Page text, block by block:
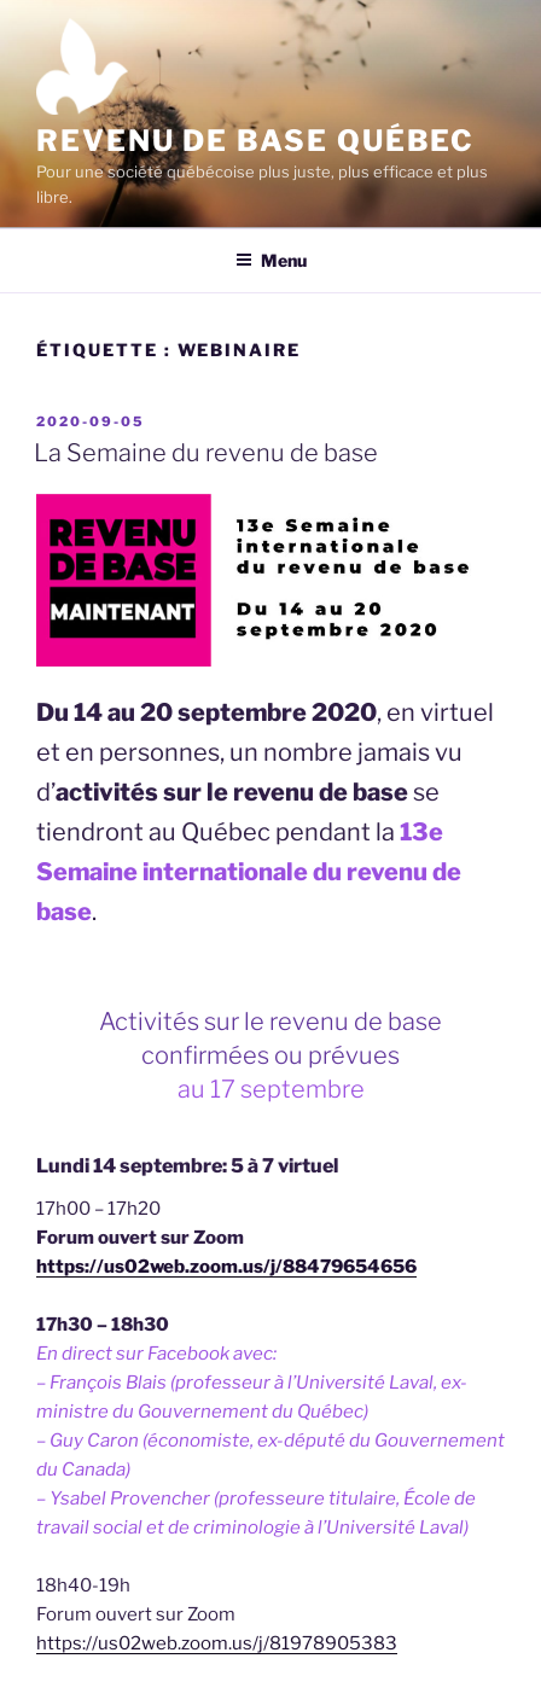
contenu
principal
REVENU DE BASE QUÉBEC
Pour une société québécoise plus juste, plus efficace et plus
libre.
Menu
ÉTIQUETTE : WEBINAIRE
PUBLIÉ
LE
2020-09-05
La Semaine du revenu de base
Du 14 au 20 septembre2020, en virtuel
et en personnes, un nombre jamais vu
d’activités sur le revenu de basese
tiendront au Québec pendant la 13e
Semaine internationale du revenu de
base.
Activités sur le revenu de base
confirmées ou prévues
au 17 septembre
Lundi 14 septembre: 5 à 7 virtuel
17h00 – 17h20
Forum ouvert sur Zoom
https://us02web.zoom.us/j/88479654656
17h30 – 18h30
En direct sur Facebook avec:
– François Blais (professeur à l’Université Laval, ex-
ministre du Gouvernement du Québec)
– Guy Caron (économiste, ex-député du Gouvernement
du Canada)
– Ysabel Provencher (professeure titulaire, École de
travail social et de criminologie à l’Université Laval)
18h40-19h
Forum ouvert sur Zoom
https://us02web.zoom.us/j/81978905383